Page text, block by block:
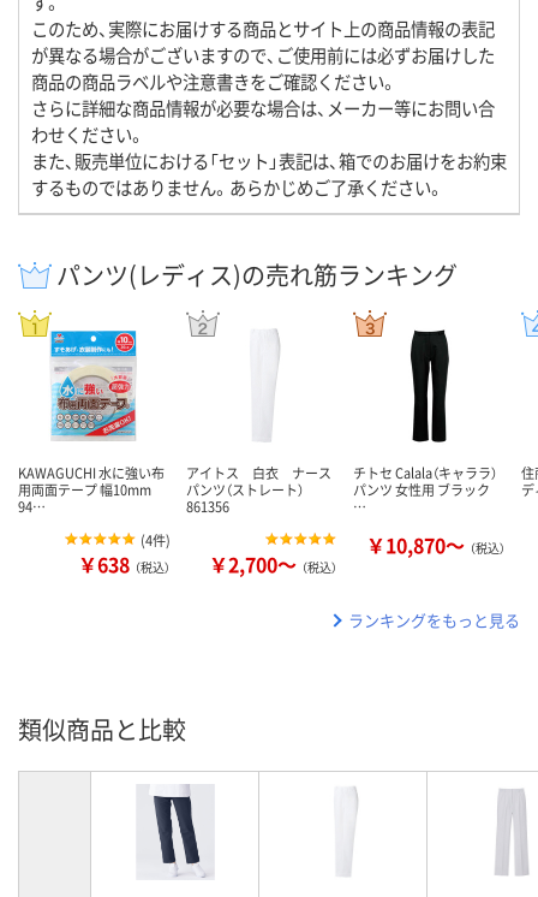
このため、実際にお届けする商品とサイト上の商品情報の表記
が異なる場合がございますので、ご使用前には必ずお届けした
商品の商品ラベルや注意書きをご確認ください。
さらに詳細な商品情報が必要な場合は、メーカー等にお問い合
わせください。
また、販売単位における「セット」表記は、箱でのお届けをお約束
するものではありません。あらかじめご了承ください。
パンツ(レディス)の売れ筋ランキング
KAWAGUCHI 水に強い布
用両面テープ 幅10mm
94…
(4件)
￥638 （税込）
アイトス 白衣 ナース
パンツ（ストレート）
861356
￥2,700～ （税込）
チトセ Calala（キャララ）
パンツ 女性用 ブラック
…
￥10,870～ （税込）
住
ランキングをもっと見る
類似商品と比較